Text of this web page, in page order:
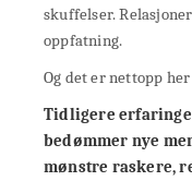
skuffelser.
oppfatning.
Og det er nettopp
Tidligere
bedømmer nye
mønstre raskere,